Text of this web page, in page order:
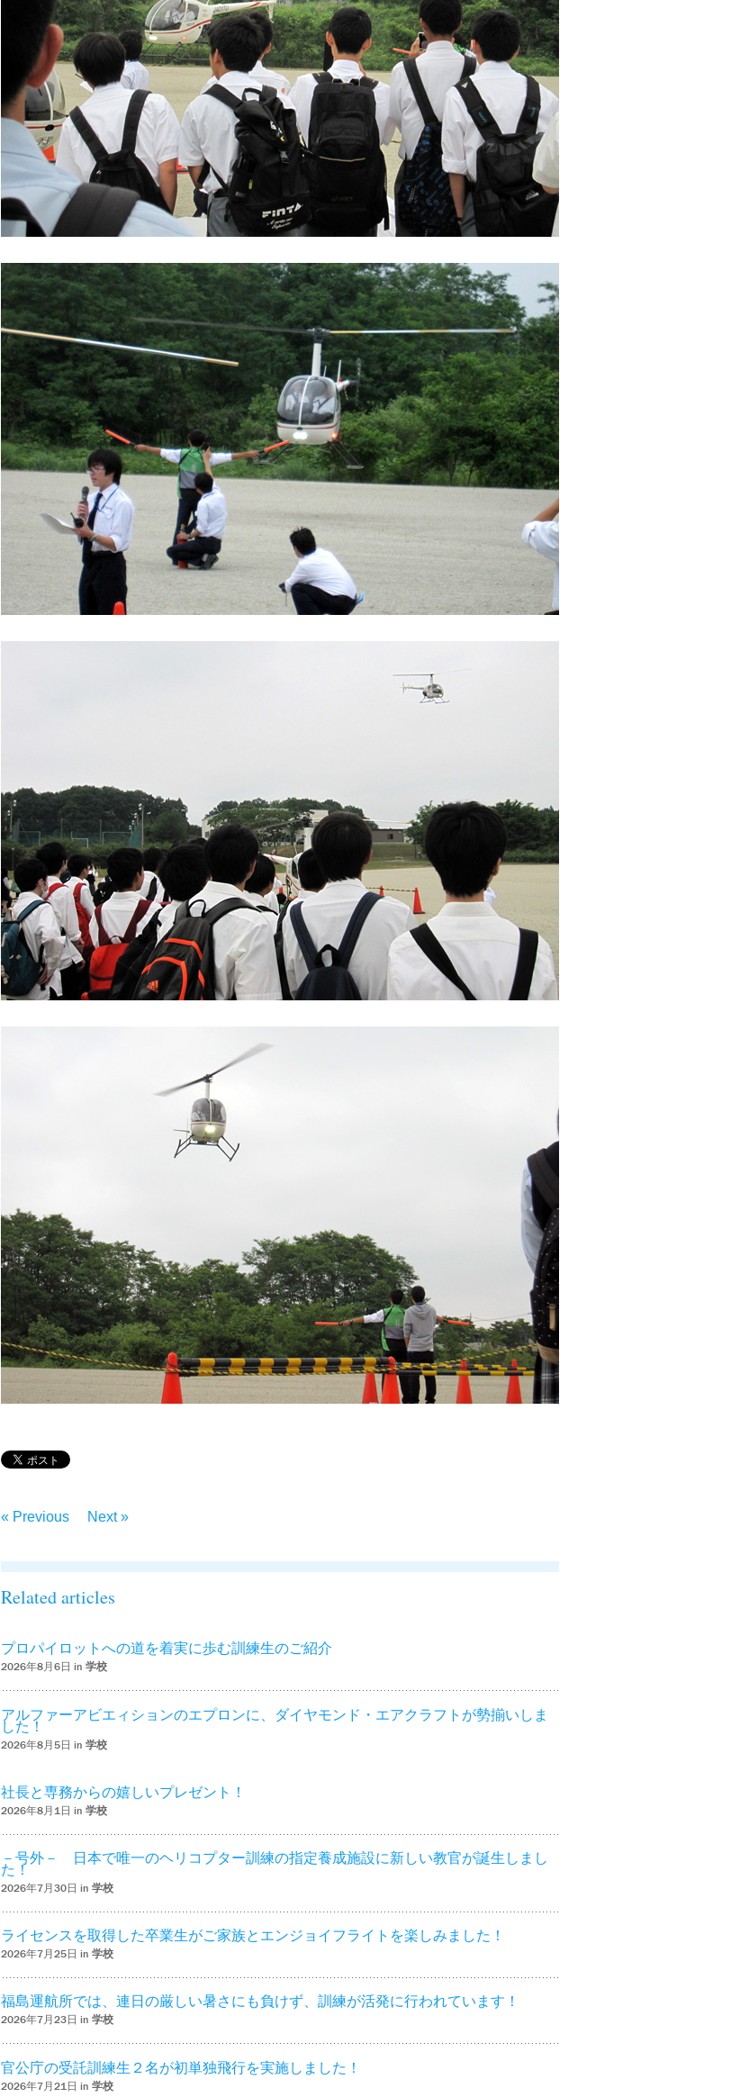
« Previous Next »
Related articles
プロパイロットへの道を着実に歩む訓練生のご紹介
2026年8月6日 in 学校
アルファーアビエィションのエプロンに、ダイヤモンド・エアクラフトが勢揃いしま
した！
2026年8月5日 in 学校
社長と専務からの嬉しいプレゼント！
2026年8月1日 in 学校
－号外－ 日本で唯一のヘリコプター訓練の指定養成施設に新しい教官が誕生しまし
た！
2026年7月30日 in 学校
ライセンスを取得した卒業生がご家族とエンジョイフライトを楽しみました！
2026年7月25日 in 学校
福島運航所では、連日の厳しい暑さにも負けず、訓練が活発に行われています！
2026年7月23日 in 学校
官公庁の受託訓練生２名が初単独飛行を実施しました！
2026年7月21日 in 学校